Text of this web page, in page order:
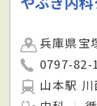
兵庫県宝
0797-82-
山本駅